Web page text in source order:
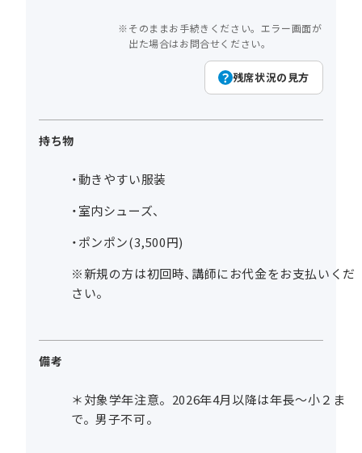
そのままお手続きください。エラー画面が
出た場合はお問合せください。
残席状況の見方
持ち物
・動きやすい服装
・室内シューズ、
・ポンポン(3,500円)
※新規の方は初回時、講師にお代金をお支払いくだ
さい。
備考
＊対象学年注意。2026年4月以降は年長～小２ま
で。男子不可。